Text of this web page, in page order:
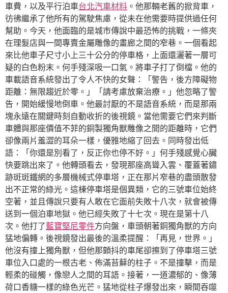
車費，以及平行泊車台北汽車材料 。他那輛老舊的掀背車，
彷彿繼承了他所有的駕駛焦慮，從未在他需要時提供過任何
幫助。今天，他面臨的是城市傳說中最恐怖的挑戰，一條夾
在理髮店與一間專賣金屬雕像的畫廊之間的窄巷。一個看起
來比他車子尺寸小上三十公分的停車格，上面還灑著一層可
疑的白色粉末。何手殘深吸一口氣。將車子打了倒檔。他的
車載語音系統發出了令人不快的女聲：「警告，後方障礙物
距離：無限趨近於零。」「請考慮放棄治療。」他忽略了警
告，開始緩慢地倒車。他最討厭的不是語音系統，而是那兩
塊永遠在關鍵時刻自動收折的後視鏡。當他需要它們來判斷
車體與那座價值不菲的銅製獨角獸雕像之間的距離時，它們
卻像兩片羞澀的耳朵一樣，優雅地縮了回去。同時發出低
語：「你還是別看了，反正你也停不好。」何手殘感覺心臟
快要跳出來了。他轉頭看去，發現那座高聳入雲、覆蓋著鏽
跡斑斑鐵網的多層機械式停車塔，正在那片窄巷的盡頭散發
出不正常的綠光。這棟停車塔是個異類，它的三號車位始終
空著，並且傳說只要有人敢在它面前失敗十八次，就會被傳
送到一個泊車地獄。他已經失敗了十七次。現在是第十八
次。他打了藍寶堅尼零件方向盤，車頭朝著銅獨角獸的方向
猛地偏轉。後視鏡發出最後的溫柔提醒：「再見，世界。」
他沒有撞上獨角獸，但他那顫抖的車尾卻擦到了停車塔三號
車位入口處的一根古老、佈滿苔蘚的柱子。不是撞擊，而是
輕柔的碰觸，像戀人之間的耳語。接著，一道濃郁的、像薄
荷口香糖一樣的綠色光芒。猛地從柱子爆發出來，瞬間吞噬